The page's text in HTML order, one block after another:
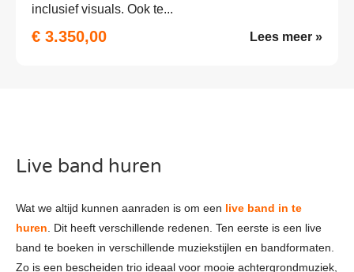
inclusief visuals. Ook te...
€ 3.350,00 Lees meer »
Live band huren
Wat we altijd kunnen aanraden is om een live band in te
huren . Dit heeft verschillende redenen. Ten eerste is een live
band te boeken in verschillende muziekstijlen en bandformaten.
Zo is een bescheiden trio ideaal voor mooie achtergrondmuziek,